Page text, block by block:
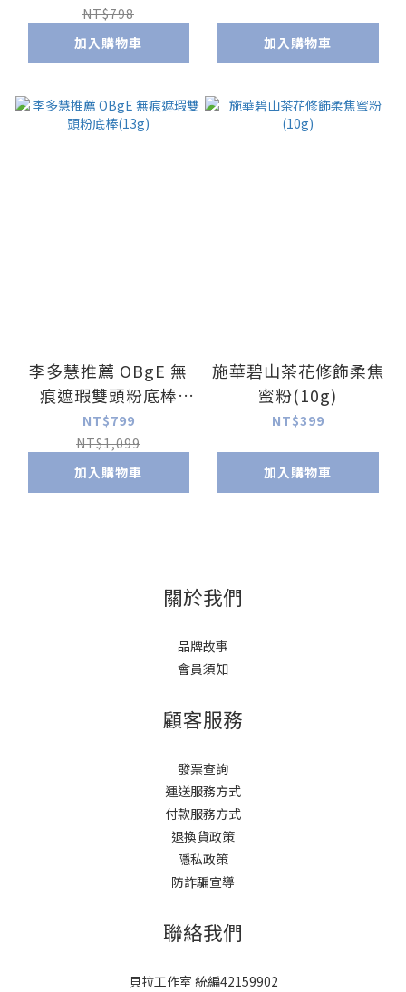
NT$798
加入購物車
加入購物車
李多慧推薦 OBgE 無
痕遮瑕雙頭粉底棒
(13g)
NT$799
NT$1,099
加入購物車
施華碧山茶花修飾柔焦
蜜粉(10g)
NT$399
加入購物車
關於我們
品牌故事
會員須知
顧客服務
發票查詢
運送服務方式
付款服務方式
退換貨政策
隱私政策
防詐騙宣導
聯絡我們
貝拉工作室 統編42159902